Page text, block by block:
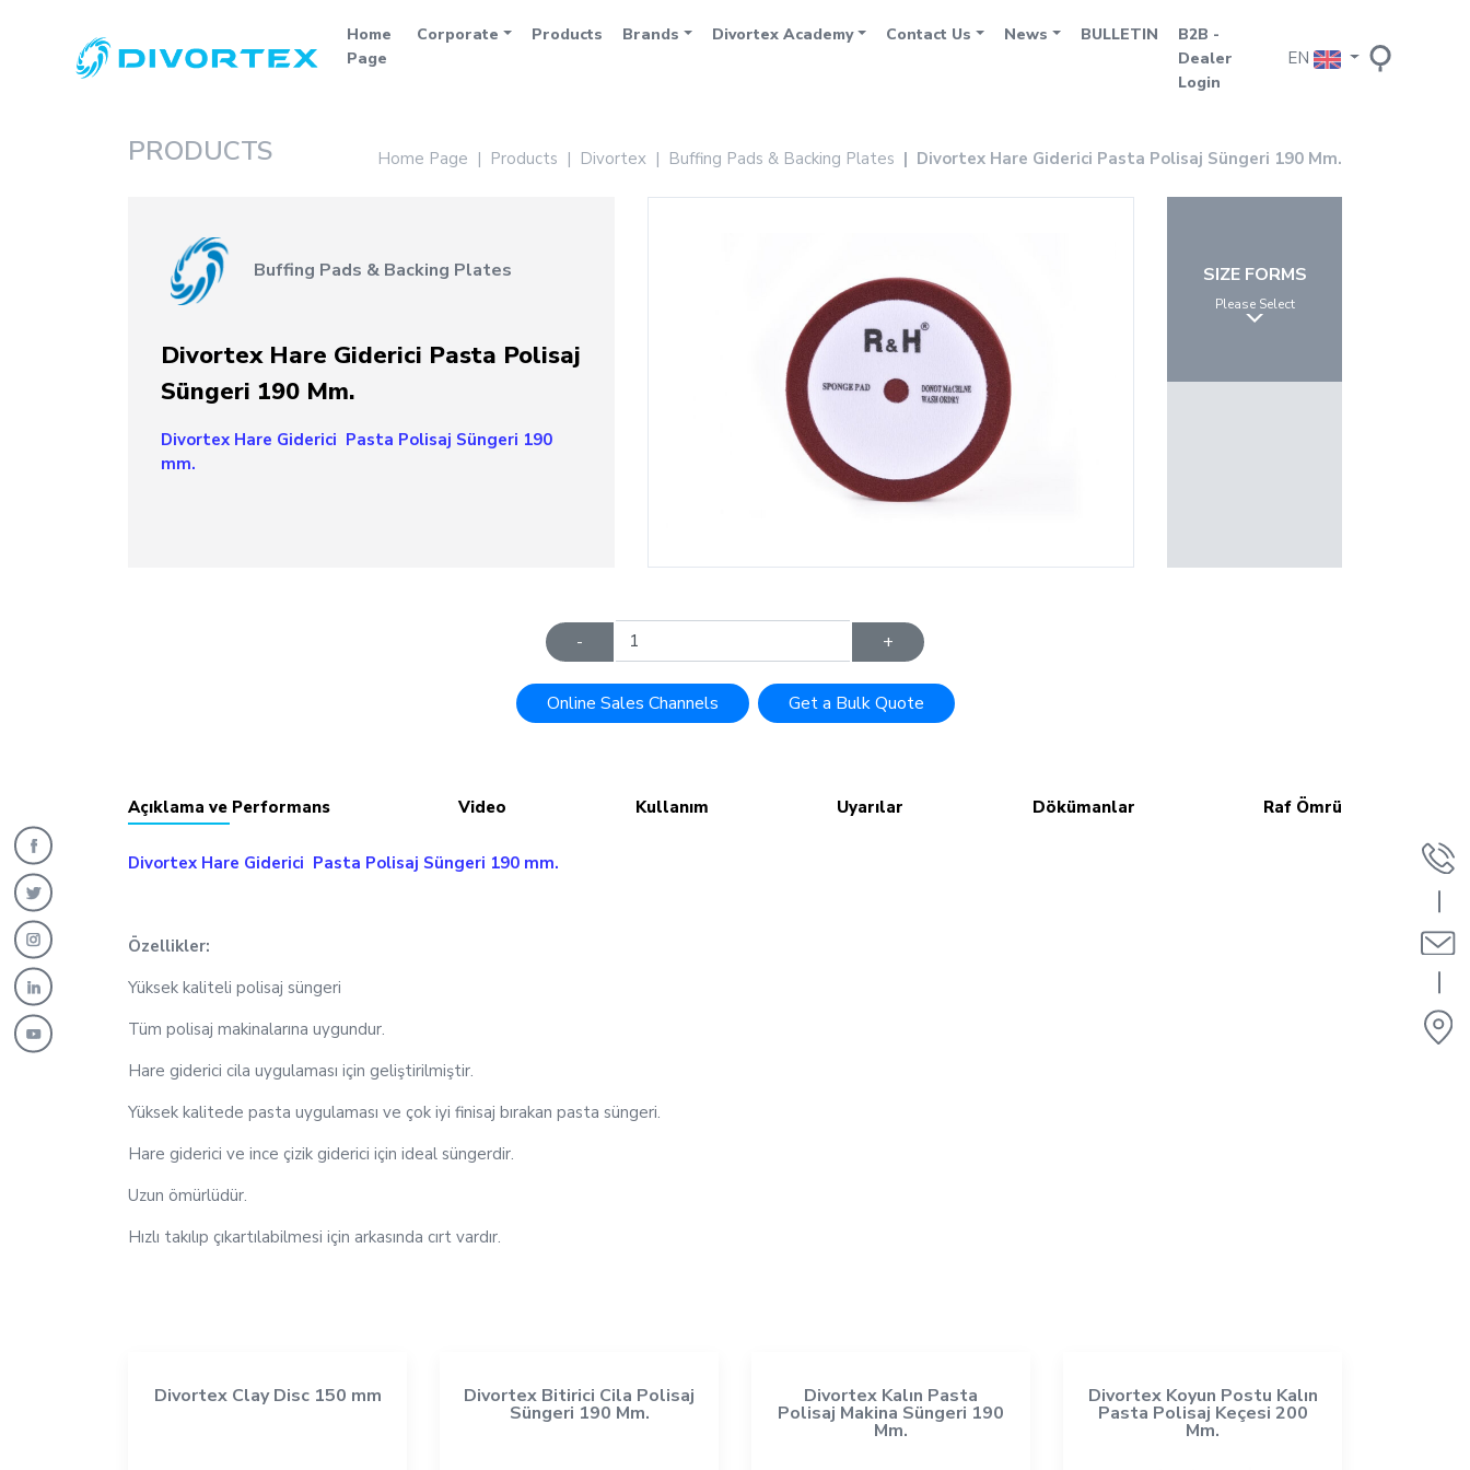
Home
Page
Corporate Products Brands Divortex Academy Contact Us News BULLETIN
B2B -
Dealer
Login
EN
PRODUCTS Home Page Products Divortex Buffing Pads & Backing Plates Divortex Hare Giderici Pasta Polisaj Süngeri 190 Mm.
Buffing Pads & Backing Plates
Divortex Hare Giderici Pasta Polisaj
Süngeri 190 Mm.
Divortex Hare Giderici Pasta Polisaj Süngeri 190
mm.
SIZE FORMS
Please Select
- +
Online Sales Channels Get a Bulk Quote
Açıklama ve Performans Video Kullanım Uyarılar Dökümanlar Raf Ömrü
Divortex Hare Giderici Pasta Polisaj Süngeri 190 mm.
Özellikler:
Yüksek kaliteli polisaj süngeri
Tüm polisaj makinalarına uygundur.
Hare giderici cila uygulaması için geliştirilmiştir.
Yüksek kalitede pasta uygulaması ve çok iyi finisaj bırakan pasta süngeri.
Hare giderici ve ince çizik giderici için ideal süngerdir.
Uzun ömürlüdür.
Hızlı takılıp çıkartılabilmesi için arkasında cırt vardır.
Divortex Clay Disc 150 mm Divortex Bitirici Cila Polisaj
Süngeri 190 Mm.
Divortex Kalın Pasta
Polisaj Makina Süngeri 190
Mm.
Divortex Koyun Postu Kalın
Pasta Polisaj Keçesi 200
Mm.